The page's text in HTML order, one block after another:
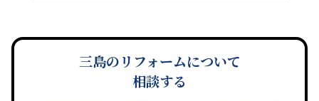
三島のリフォームについて
相談する